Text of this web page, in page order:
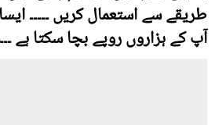
طریقے سے استعمال کریں ۔۔۔۔۔
آپ کے ہزاروں روپے بچا سکتا ہے ۔۔۔